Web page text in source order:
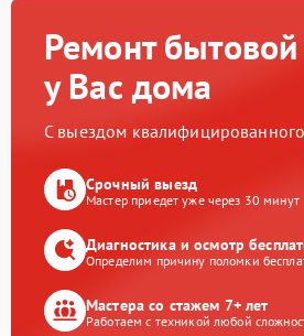
Ремонт
у Вас дома
С выездом
Срочный выезд
Мастер приедет уже через 30 минут
Диагностика и осмотр
Определим причину поломки
Мастера со стажем 7+ лет
Работаем с техникой любой